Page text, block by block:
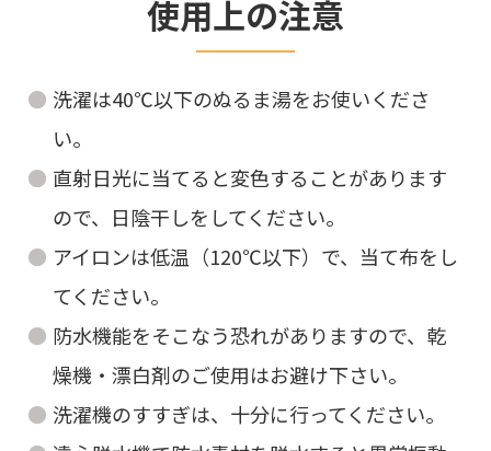
使用上の注意
洗濯は40℃以下のぬるま湯をお使いくださ
い。
直射日光に当てると変色することがあります
ので、日陰干しをしてください。
アイロンは低温（120℃以下）で、当て布をし
てください。
防水機能をそこなう恐れがありますので、乾
燥機・漂白剤のご使用はお避け下さい。
洗濯機のすすぎは、十分に行ってください。